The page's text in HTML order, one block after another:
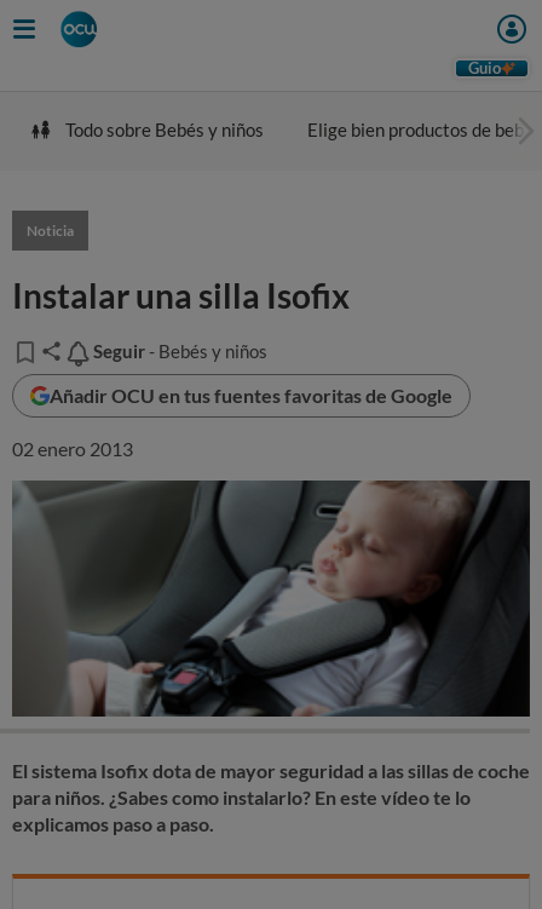
Guio
Todo sobre Bebés y niños Elige bien productos de bebé
Noticia
Instalar una silla Isofix
Seguir
Seguir - Bebés y niños
Añadir OCU en tus fuentes favoritas de Google
02 enero 2013
El sistema Isofix dota de mayor seguridad a las sillas de coche
para niños. ¿Sabes como instalarlo? En este vídeo te lo
explicamos paso a paso.